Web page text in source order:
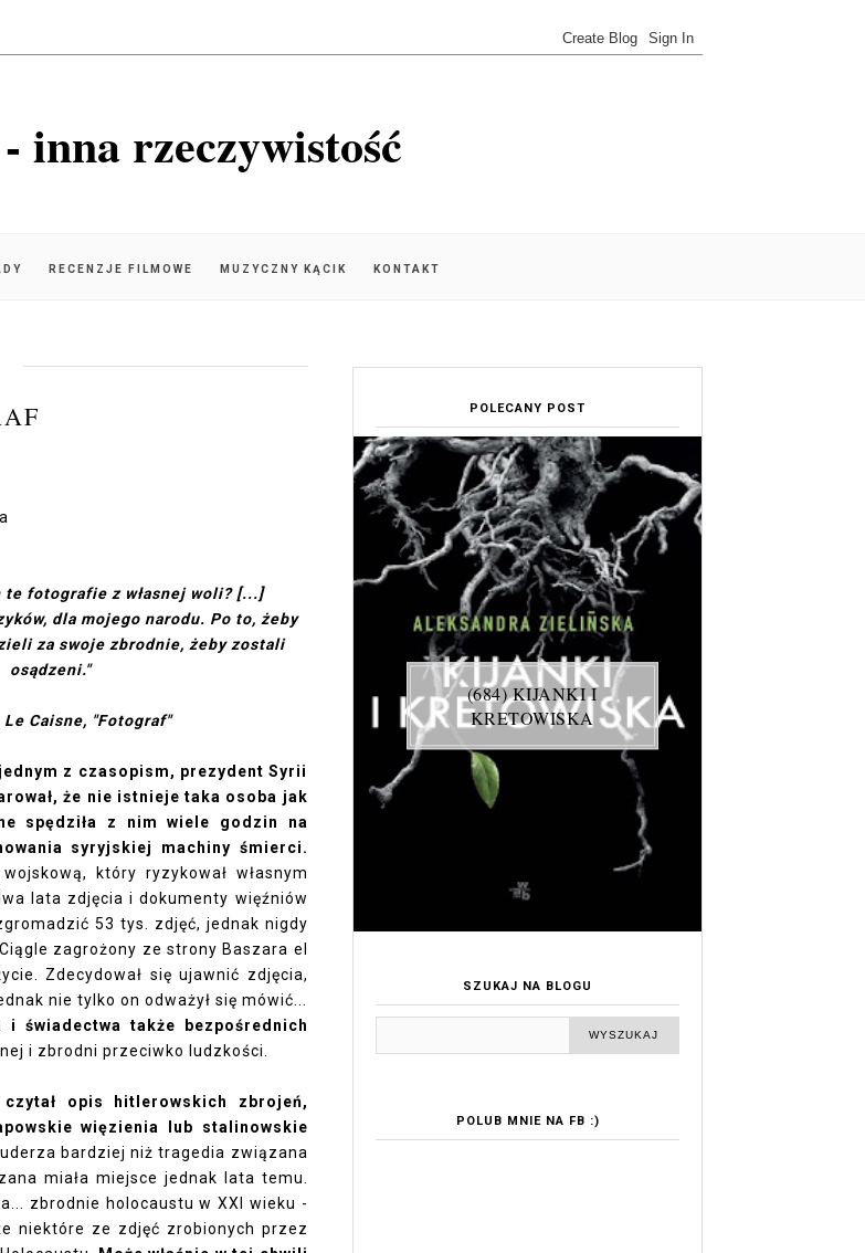
inna rzeczywistość
RECENZJE FILMOWE MUZYCZNY KĄCIK KONTAKT
te fotografie z własnej woli? [...]
dla mojego narodu. Po to, żeby
za swoje zbrodnie, żeby zostali
osądzeni."
Le Caisne, "Fotograf"
z czasopism, prezydent Syrii
że nie istnieje taka osoba jak
spędziła z nim wiele godzin na
syryjskiej machiny śmierci.
który ryzykował własnym
lata zdjęcia i dokumenty więźniów
53 tys. zdjęć, jednak nigdy
zagrożony ze strony Baszara el
Zdecydował się ujawnić zdjęcia,
nie tylko on odważył się mówić...
świadectwa także bezpośrednich
i zbrodni przeciwko ludzkości.
opis hitlerowskich zbrojeń,
więzienia lub stalinowskie
bardziej niż tragedia związana
miała miejsce jednak lata temu.
zbrodnie holocaustu w XXI wieku -
niektóre ze zdjęć zrobionych przez
POLECANY POST
(684) KIJANKI I
KRETOWISKA
SZUKAJ NA BLOGU
POLUB MNIE NA FB :)